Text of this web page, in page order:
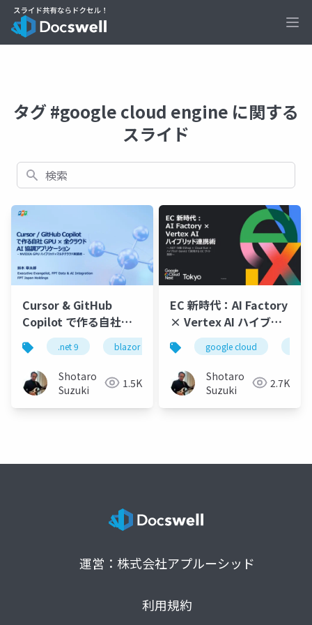
タグ #google cloud engine に関する
スライド
検索
Cursor & GitHub
Copilot で作る自社
GPU × 全クラウドAI 協
調アプリケーション- AI
駆動開発新時代-
NVIDIA GPU ハイブリ
ッド×マルチクラウド
.net 9 blazor maui .net maui
Shotaro
Suzuki
1.5K
EC 新時代：AI Factory
× Vertex AI ハイブリ
ッド連携術 - 配布用(当
日実施版)
google cloud
Shotaro
Suzuki
2.7K
運営：株式会社アプルーシッド
利用規約